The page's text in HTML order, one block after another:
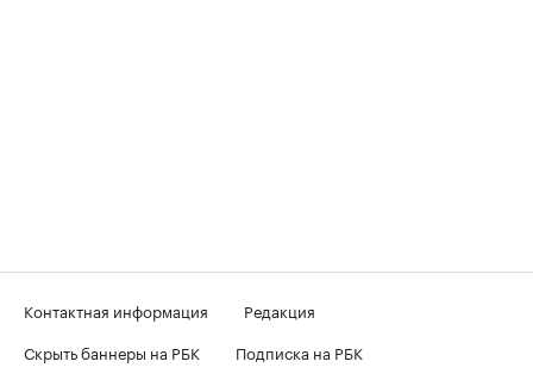
Контактная информация
Редакция
Скрыть баннеры на РБК
Подписка на РБК